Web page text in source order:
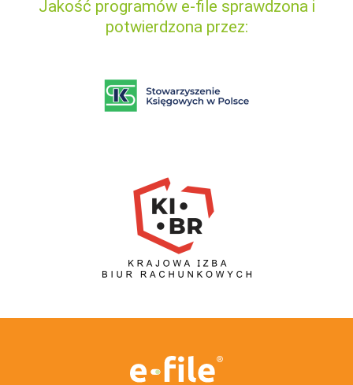
Jakość programów e-file sprawdzona i
potwierdzona przez: